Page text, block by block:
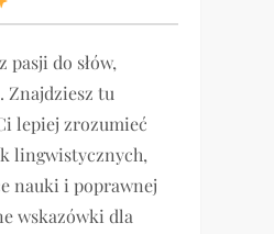
pasji do słów,
Znajdziesz tu
lepiej zrozumieć
lingwistycznych,
nauki i poprawnej
wskazówki dla